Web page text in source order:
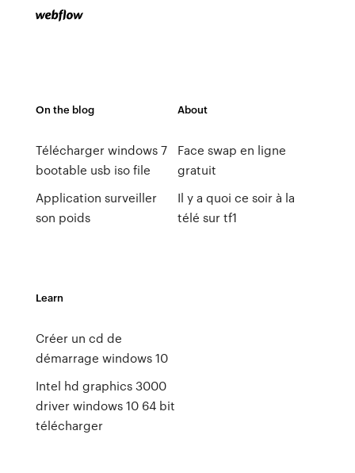
On the blog
Télécharger windows 7
bootable usb iso file
Application surveiller
son poids
About
Face swap en ligne
gratuit
Il y a quoi ce soir à la
télé sur tf1
Learn
Créer un cd de
démarrage windows 10
Intel hd graphics 3000
driver windows 10 64 bit
télécharger